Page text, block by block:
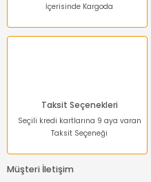
İçerisinde Kargoda
Taksit Seçenekleri
Seçili kredi kartlarına 9 aya varan
Taksit Seçeneği
Müşteri İletişim